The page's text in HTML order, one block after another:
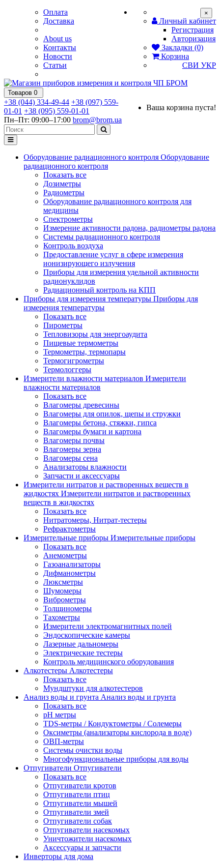
Оплата
Доставка
About us
Контакты
Новости
Статьи
Личный кабинет
Регистрация
Авторизация
Закладки (0)
Корзина
СВИ УКР
Товаров 0
Ваша корзина пуста!
+38 (044) 334-49-44 +38 (097) 559-
01-01 +38 (095) 559-01-01
Пн–Пт: 09:00–17:00 brom@brom.ua
Оборудование радиационного контроля Оборудование
радиационного контроля
Показать все
Дозиметры
Радиометры
Оборудование радиационного контроля для
медицины
Спектрометры
Измерение активности радона, радиометры радона
Системы радиационного контроля
Контроль воздуха
Предоставление услуг в сфере измерения
ионизирующего излучения
Приборы для измерения удельной активности
радионуклидов
Радиационный контроль на КПП
Приборы для измерения температуры Приборы для
измерения температуры
Показать все
Пирометры
Тепловизоры для энергоаудита
Пищевые термометры
Термометры, термопары
Термогигрометры
Термологгеры
Измерители влажности материалов Измерители
влажности материалов
Показать все
Влагомеры древесины
Влагомеры для опилок, щепы и стружки
Влагомеры бетона, стяжки, гипса
Влагомеры бумаги и картона
Влагомеры почвы
Влагомеры зерна
Влагомеры сена
Анализаторы влажности
Запчасти и аксессуары
Измерители нитратов и растворенных веществ в
жидкостях Измерители нитратов и растворенных
веществ в жидкостях
Показать все
Нитратомеры, Нитрат-тестеры
Рефрактометры
Измерительные приборы Измерительные приборы
Показать все
Анемометры
Газоанализаторы
Дифманометры
Люксметры
Шумомеры
Виброметры
Толщиномеры
Тахометры
Измерители электромагнитных полей
Эндоскопические камеры
Лазерные дальномеры
Электрические тестеры
Контроль медицинского оборудования
Алкотестеры Алкотестеры
Показать все
Мундштуки для алкотестеров
Анализ воды и грунта Анализ воды и грунта
Показать все
pH метры
TDS-метры / Кондуктометры / Солемеры
Оксиметры (анализаторы кислорода в воде)
ОВП-метры
Системы очистки воды
Многофункциональные приборы для воды
Отпугиватели Отпугиватели
Показать все
Отпугиватели кротов
Отпугиватели птиц
Отпугиватели мышей
Отпугиватели змей
Отпугиватели собак
Отпугиватели насекомых
Уничтожители насекомых
Аксессуары и запчасти
Инверторы для дома
×